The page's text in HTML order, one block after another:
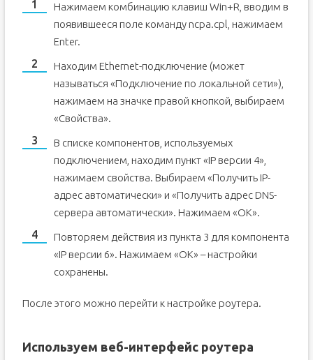
Нажимаем комбинацию клавиш Win+R, вводим в
появившееся поле команду ncpa.cpl, нажимаем
Enter.
Находим Ethernet-подключение (может
называться «Подключение по локальной сети»),
нажимаем на значке правой кнопкой, выбираем
«Свойства».
В списке компонентов, используемых
подключением, находим пункт «IP версии 4»,
нажимаем свойства. Выбираем «Получить IP-
адрес автоматически» и «Получить адрес DNS-
сервера автоматически». Нажимаем «ОК».
Повторяем действия из пункта 3 для компонента
«IP версии 6». Нажимаем «ОК» – настройки
сохранены.
После этого можно перейти к настройке роутера.
Используем веб-интерфейс роутера